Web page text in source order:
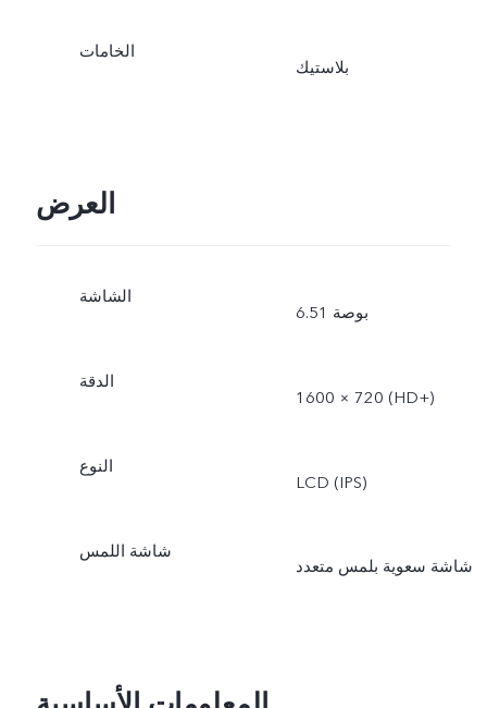
الخامات
بلاستيك
العرض
الشاشة
6.51 بوصة
الدقة
1600 × 720 (‎HD+‏)
النوع
LCD (IPS)
شاشة اللمس
شاشة سعوية بلمس متعدد